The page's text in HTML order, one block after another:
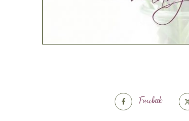
Facebook